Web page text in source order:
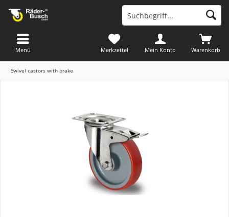
Warenkorb
Merkzettel Mein Konto
Menü
Swivel castors with brake